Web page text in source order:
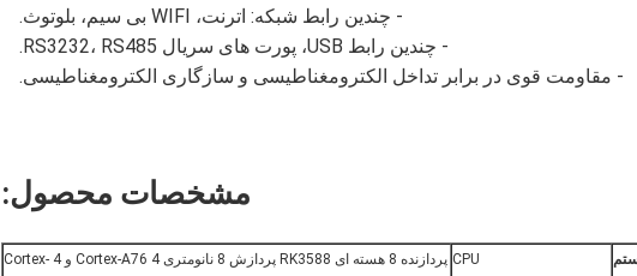
- چندین رابط شبکه: اترنت، WIFI بی سیم، بلوتوث.
- چندین رابط USB، پورت های سریال RS3232، RS485.
- مقاومت قوی در برابر تداخل الکترومغناطیسی و سازگاری الکترومغناطیسی.
مشخصات محصول:
CPU
پردازنده 8 هسته ای RK3588 پردازش 8 نانومتری 4 Cortex-A76 و 4 Cortex-